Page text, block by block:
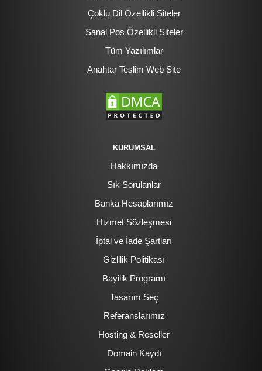
Çoklu Dil Özellikli Siteler
Sanal Pos Özellikli Siteler
Tüm Yazılımlar
Anahtar Teslim Web Site
KURUMSAL
Hakkımızda
Sık Sorulanlar
Banka Hesaplarımız
Hizmet Sözleşmesi
İptal ve İade Şartları
Gizlilik Politikası
Bayilik Programı
Tasarım Seç
Referanslarımız
Hosting & Reseller
Domain Kaydı